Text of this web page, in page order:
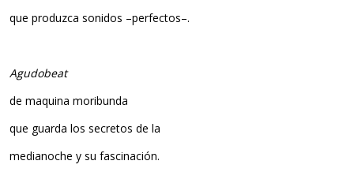
que produzca sonidos –perfectos–.
Agudobeat
de maquina moribunda
que guarda los secretos de la
medianoche y su fascinación.